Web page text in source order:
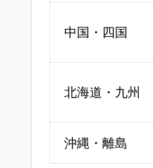
中国・四国
北海道・九州
沖縄・離島